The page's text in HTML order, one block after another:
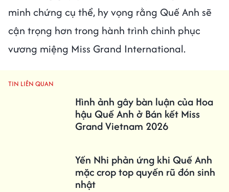
minh chứng cụ thể, hy vọng rằng Quế Anh sẽ
cận trọng hơn trong hành trình chinh phục
vương miệng Miss Grand International.
TIN LIÊN QUAN
Hình ảnh gây bàn luận của Hoa
hậu Quế Anh ở Bán kết Miss
Grand Vietnam 2026
Yến Nhi phản ứng khi Quế Anh
mặc crop top quyến rũ đón sinh
nhật